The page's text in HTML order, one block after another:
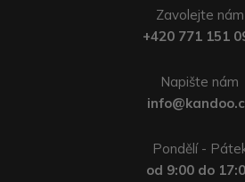
Zavolejte nám
+420 771 151
Napište nám
Pondělí -
od 9:00 do